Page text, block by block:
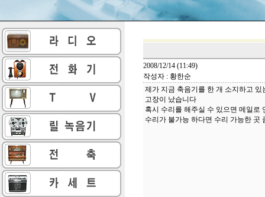
2008/12/14 (11:49)
작성자 : 황한순
제가 지금 축음기를 한 개 소지하고 있
고장이 났습니다
혹시 수리를 해주실 수 있으면 메일로
수리가 불가능 하다면 수리 가능한 곳